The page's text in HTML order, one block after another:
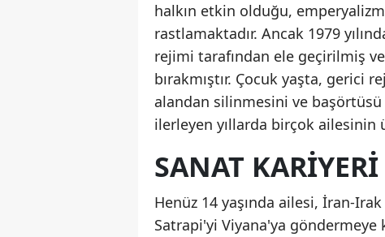
halkın etkin olduğu,
rastlamaktadır. Ancak 1979
rejimi tarafından ele geçirilmiş
bırakmıştır. Çocuk yaşta, gerici
alandan silinmesini ve başörtüsü
ilerleyen yıllarda birçok
SANAT
Henüz 14 yaşında ailesi, İran-
Satrapi'yi Viyana'ya göndermeye